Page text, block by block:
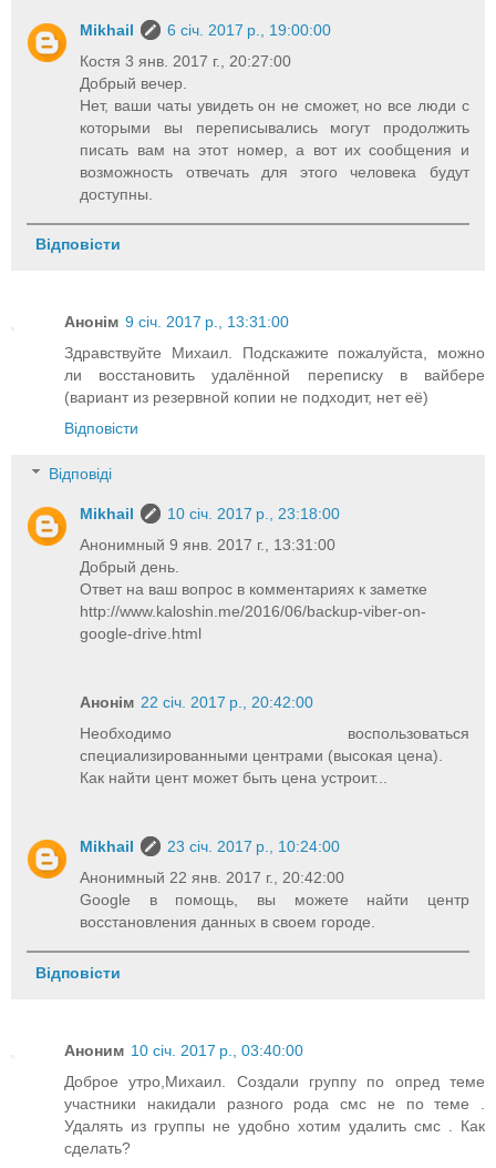
Mikhail
6 січ. 2017 р., 19:00:00
Костя 3 янв. 2017 г., 20:27:00
Добрый вечер.
Нет, ваши чаты увидеть он не сможет, но все люди с
которыми вы переписывались могут продолжить
писать вам на этот номер, а вот их сообщения и
возможность отвечать для этого человека будут
доступны.
Відповісти
Анонім 9 січ. 2017 р., 13:31:00
Здравствуйте Михаил. Подскажите пожалуйста, можно
ли восстановить удалённой переписку в вайбере
(вариант из резервной копии не подходит, нет её)
Відповісти
Відповіді
Mikhail
10 січ. 2017 р., 23:18:00
Анонимный 9 янв. 2017 г., 13:31:00
Добрый день.
Ответ на ваш вопрос в комментариях к заметке
http://www.kaloshin.me/2016/06/backup-viber-on-
google-drive.html
Анонім 22 січ. 2017 р., 20:42:00
Необходимо воспользоваться
специализированными центрами (высокая цена).
Как найти цент может быть цена устроит...
Mikhail
23 січ. 2017 р., 10:24:00
Анонимный 22 янв. 2017 г., 20:42:00
Google в помощь, вы можете найти центр
восстановления данных в своем городе.
Відповісти
Аноним 10 січ. 2017 р., 03:40:00
Доброе утро,Михаил. Создали группу по опред теме
участники накидали разного рода смс не по теме .
Удалять из группы не удобно хотим удалить смс . Как
сделать?